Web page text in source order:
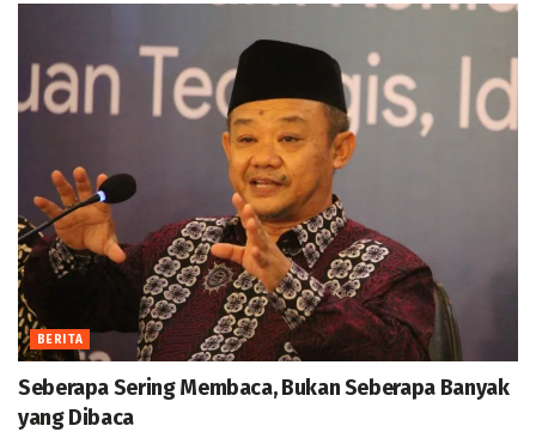
BERITA
Seberapa Sering Membaca, Bukan Seberapa Banyak
yang Dibaca